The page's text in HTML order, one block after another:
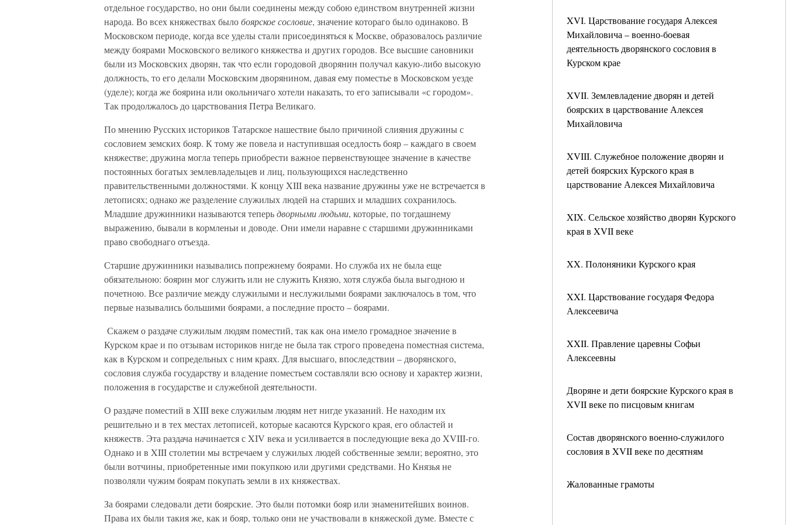
XVI. Царствование государя Алексея
Михайловича – военно-боевая
деятельность дворянского сословия в
Курском крае
XVII. Землевладение дворян и детей
боярских в царствование Алексея
Михайловича
XVIII. Служебное положение дворян и
детей боярских Курского края в
царствование Алексея Михайловича
XIX. Сельское хозяйство дворян Курского
края в XVII веке
XX. Полоняники Курского края
XXI. Царствование государя Федора
Алексеевича
XXII. Правление царевны Софьи
Алексеевны
Дворяне и дети боярские Курского края в
XVII веке по писцовым книгам
Состав дворянского военно-служилого
сословия в XVII веке по десятням
Жалованные грамоты
отдельное государство, но они были соединены между собою единством внутренней жизни
народа. Во всех княжествах былобоярское сословие, значение котораго было одинаково. В
Московском периоде, когда все уделы стали присоединяться к Москве, образовалось различие
между боярами Московского великого княжества и других городов. Все высшие сановники
были из Московских дворян, так что если городовой дворянин получал какую-либо высокую
должность, то его делали Московским дворянином, давая ему поместье в Московском уезде
(уделе); когда же боярина или окольничаго хотели наказать, то его записывали «с городом».
Так продолжалось до царствования Петра Великаго.
По мнению Русских историков Татарское нашествие было причиной слияния дружины с
сословием земских бояр. К тому же повела и наступившая оседлость бояр – каждаго в своем
княжестве; дружина могла теперь приобрести важное первенствующее значение в качестве
постоянных богатых землевладельцев и лиц, пользующихся наследственно
правительственными должностями. К концу XIII века название дружины уже не встречается в
летописях; однако же разделение служилых людей на старших и младших сохранилось.
Младшие дружинники называются теперьдворными людьми, которые, по тогдашнему
выражению, бывали в кормленьи и доводе. Они имели наравне с старшими дружинниками
право свободнаго отъезда.
Старшие дружинники назывались попрежнему боярами. Но служба их не была еще
обязательною: боярин мог служить или не служить Князю, хотя служба была выгодною и
почетною. Все различие между служилыми и неслужилыми боярами заключалось в том, что
первые назывались большими боярами, а последние просто – боярами.
Скажем о раздаче служилым людям поместий, так как она имело громадное значение в
Курском крае и по отзывам историков нигде не была так строго проведена поместная система,
как в Курском и сопредельных с ним краях. Для высшаго, впоследствии – дворянского,
сословия служба государству и владение поместьем составляли всю основу и характер жизни,
положения в государстве и служебной деятельности.
О раздаче поместий в XIII веке служилым людям нет нигде указаний. Не находим их
решительно и в тех местах летописей, которые касаются Курского края, его областей и
княжеств. Эта раздача начинается с XIV века и усиливается в последующие века до XVIII-го.
Однако и в XIII столетии мы встречаем у служилых людей собственные земли; вероятно, это
были вотчины, приобретенные ими покупкою или другими средствами. Но Князья не
позволяли чужим боярам покупать земли в их княжествах.
За боярами следовали дети боярские. Это были потомки бояр или знаменитейших воинов.
Права их были такия же, как и бояр, только они не участвовали в княжеской думе. Вместе с